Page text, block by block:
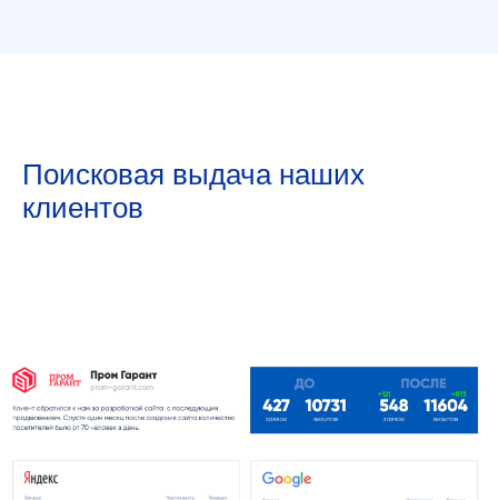
Поисковая выдача наших
клиентов